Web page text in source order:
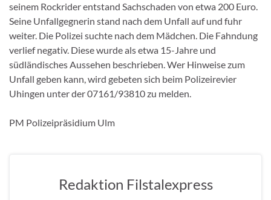
seinem Rockrider entstand Sachschaden von etwa 200 Euro.
Seine Unfallgegnerin stand nach dem Unfall auf und fuhr
weiter. Die Polizei suchte nach dem Mädchen. Die Fahndung
verlief negativ. Diese wurde als etwa 15-Jahre und
südländisches Aussehen beschrieben. Wer Hinweise zum
Unfall geben kann, wird gebeten sich beim Polizeirevier
Uhingen unter der 07161/93810 zu melden.
PM Polizeipräsidium Ulm
Redaktion Filstalexpress